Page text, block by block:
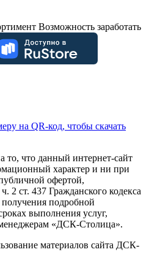
Возможность заработать
на QR-код, чтобы скачать
что данный интернет-сайт
характер и ни при
офертой,
2 ст. 437 Гражданского кодекса
подробной
выполнения услуг,
«ДСК-Столица».
материалов сайта ДСК-